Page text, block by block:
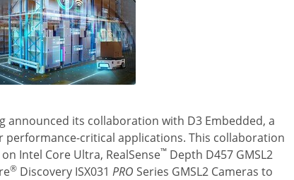
announced its collaboration with D3 Embedded, a
critical applications. This collaboration
Intel Core Ultra, RealSense™ Depth D457 GMSL2
® Discovery ISX031 PRO Series GMSL2 Cameras to